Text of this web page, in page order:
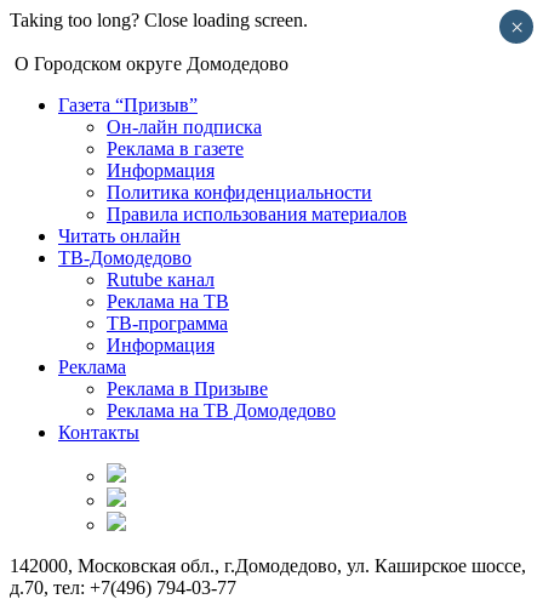
Taking too long? Close loading screen.
О Городском округе Домодедово
Газета “Призыв”
Он-лайн подписка
Реклама в газете
Информация
Политика конфиденциальности
Правила использования материалов
Читать онлайн
ТВ-Домодедово
Rutube канал
Реклама на ТВ
ТВ-программа
Информация
Реклама
Реклама в Призыве
Реклама на ТВ Домодедово
Контакты
142000, Московская обл., г.Домодедово, ул. Каширское шоссе,
д.70, тел: +7(496) 794-03-77
×